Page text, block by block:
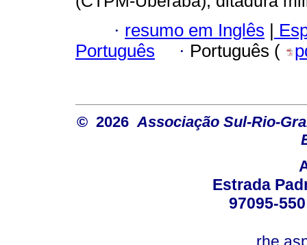
· resumo em Inglês |
Português
· Português (
© 2026 Associação Sul-Rio-
Estrada
97095-